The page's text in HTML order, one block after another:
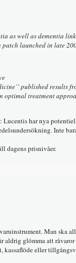
as well as dementia
patch launched in late
published results
optimal treatment
har nya
Inte
dagens prisnivåer.
Man ska
aldrig glömma att
kassaflöde eller